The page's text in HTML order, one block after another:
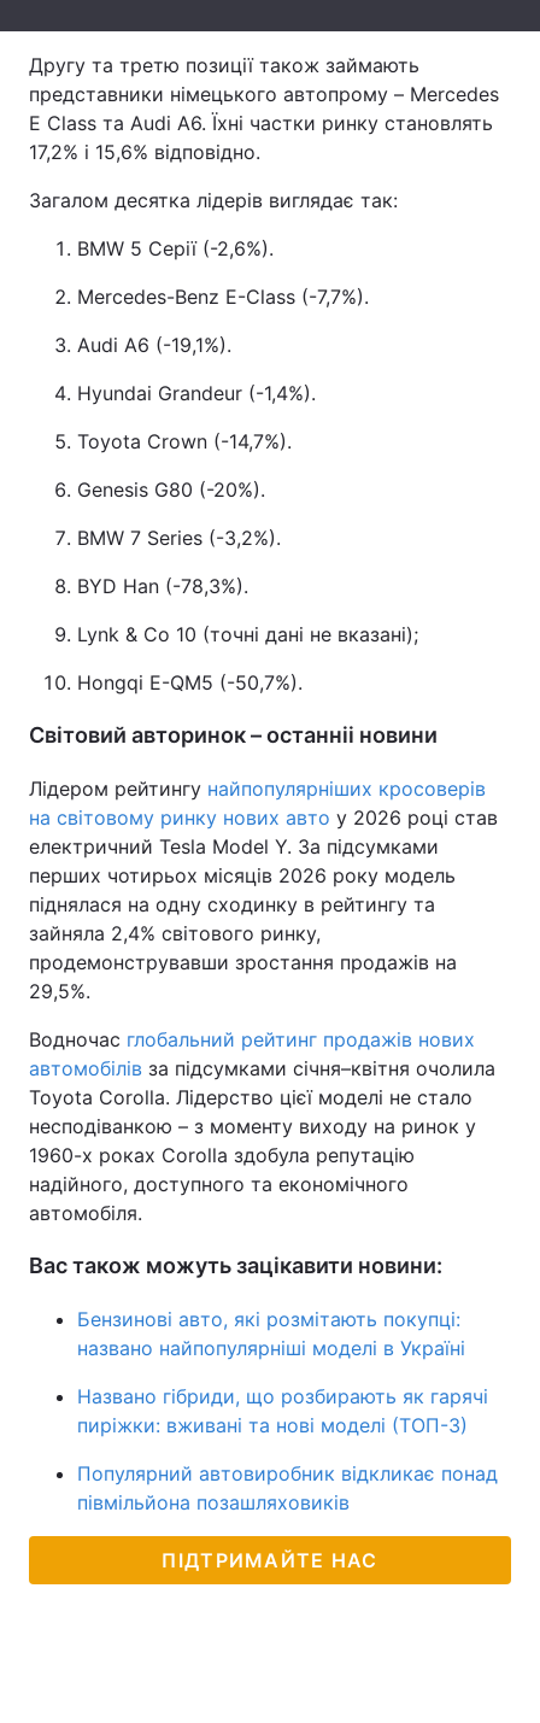
Тема оформлення
Другу та третю позиції також займають
представники німецького автопрому – Mercedes
E Class та Audi A6. Їхні частки ринку становлять
17,2% і 15,6% відповідно.
Загалом десятка лідерів виглядає так:
BMW 5 Серії (-2,6%).
Mercedes-Benz E-Class (-7,7%).
Audi A6 (-19,1%).
Hyundai Grandeur (-1,4%).
Toyota Crown (-14,7%).
Genesis G80 (-20%).
BMW 7 Series (-3,2%).
BYD Han (-78,3%).
Lynk & Co 10 (точні дані не вказані);
Hongqi E-QM5 (-50,7%).
Світовий авторинок – останніі новини
Лідером рейтингу найпопулярніших кросоверів
на світовому ринку нових авто у 2026 році став
електричний Tesla Model Y. За підсумками
перших чотирьох місяців 2026 року модель
піднялася на одну сходинку в рейтингу та
зайняла 2,4% світового ринку,
продемонструвавши зростання продажів на
29,5%.
Водночас глобальний рейтинг продажів нових
автомобілів за підсумками січня–квітня очолила
Toyota Corolla. Лідерство цієї моделі не стало
несподіванкою – з моменту виходу на ринок у
1960-х роках Corolla здобула репутацію
надійного, доступного та економічного
автомобіля.
Вас також можуть зацікавити новини:
Бензинові авто, які розмітають покупці:
названо найпопулярніші моделі в Україні
Названо гібриди, що розбирають як гарячі
пиріжки: вживані та нові моделі (ТОП-3)
Популярний автовиробник відкликає понад
півмільйона позашляховиків
ПІДТРИМАЙТЕ НАС